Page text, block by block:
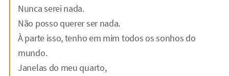
Nunca serei nada.
Não posso querer ser nada.
À parte isso, tenho em mim todos os sonhos do
mundo.
Janelas do meu quarto,